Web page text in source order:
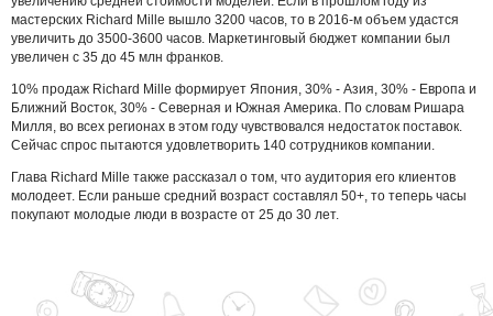
мастерских Richard Mille вышло 3200 часов, то в 2016-м объем удастся
увеличить до 3500-3600 часов. Маркетинговый бюджет компании был
увеличен с 35 до 45 млн франков.
10% продаж Richard Mille формирует Япония, 30% - Азия, 30% - Европа и
Ближний Восток, 30% - Северная и Южная Америка. По словам Ришара
Милля, во всех регионах в этом году чувствовался недостаток поставок.
Сейчас спрос пытаются удовлетворить 140 сотрудников компании.
Глава Richard Mille также рассказал о том, что аудитория его клиентов
молодеет. Если раньше средний возраст составлял 50+, то теперь часы
покупают молодые люди в возрасте от 25 до 30 лет.